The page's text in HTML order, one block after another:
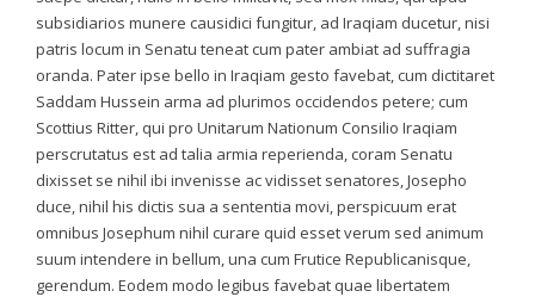
subsidiarios munere causidici fungitur, ad Iraqiam ducetur, nisi
patris locum in Senatu teneat cum pater ambiat ad suffragia
oranda. Pater ipse bello in Iraqiam gesto favebat, cum dictitaret
Saddam Hussein arma ad plurimos occidendos petere; cum
Scottius Ritter, qui pro Unitarum Nationum Consilio Iraqiam
perscrutatus est ad talia armia reperienda, coram Senatu
dixisset se nihil ibi invenisse ac vidisset senatores, Josepho
duce, nihil his dictis sua a sententia movi, perspicuum erat
omnibus Josephum nihil curare quid esset verum sed animum
suum intendere in bellum, una cum Frutice Republicanisque,
gerendum. Eodem modo legibus favebat quae libertatem